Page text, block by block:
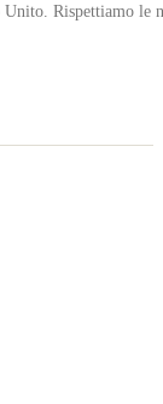
Rispettiamo